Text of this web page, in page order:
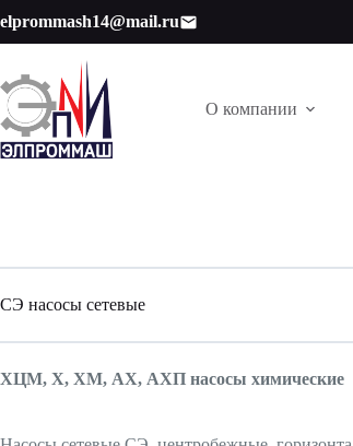
к
сути
elprommash14@mail.ru
О компании
СЭ насосы сетевые
ХЦМ, Х, ХМ, АХ, АХП насосы химические